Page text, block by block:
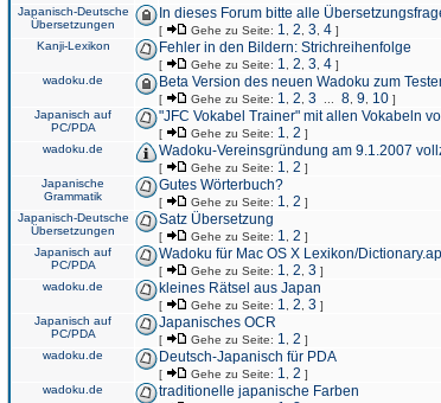
Japanisch-Deutsche
Übersetzungen
In dieses Forum bitte alle
[ Gehe zu Seite: 1 2 3 4 ]
Kanji-Lexikon Fehler in den Bildern: Strichreihenfolge
[ Gehe zu Seite: 1 2 3 4 ]
wadoku.de Beta Version des neuen Wadoku zum
[ Gehe zu Seite: 1 2 3 8 9 10 ]
Japanisch auf
PC/PDA
"JFC Vokabel Trainer" mit allen Vokabeln
[ Gehe zu Seite: 1 2 ]
wadoku.de Wadoku-Vereinsgründung am 9.1.2007
[ Gehe zu Seite: 1 2 ]
Japanische
Grammatik
Gutes Wörterbuch?
[ Gehe zu Seite: 1 2 ]
Japanisch-Deutsche
Übersetzungen
Satz Übersetzung
[ Gehe zu Seite: 1 2 ]
Japanisch auf
PC/PDA
Wadoku für Mac OS X Lexikon/
[ Gehe zu Seite: 1 2 3 ]
wadoku.de kleines Rätsel aus Japan
[ Gehe zu Seite: 1 2 3 ]
Japanisch auf
PC/PDA
Japanisches OCR
[ Gehe zu Seite: 1 2 ]
wadoku.de Deutsch-Japanisch für PDA
[ Gehe zu Seite: 1 2 ]
wadoku.de traditionelle japanische Farben